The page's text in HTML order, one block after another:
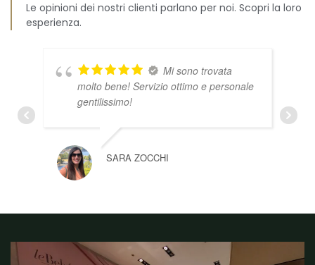
Le opinioni dei nostri clienti parlano per noi. Scopri la loro
esperienza.
Mi sono trovata
molto bene! Servizio ottimo e personale
gentilissimo!
SARA ZOCCHI